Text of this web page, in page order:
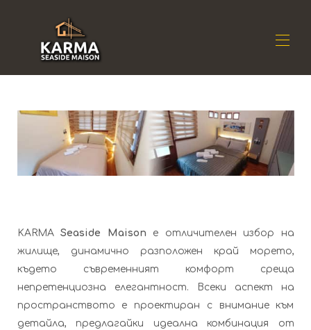
Резиденция ▾
Местоположение
▾
Наличност ▾
Отзиви ▾
KARMA Seaside Maison е отличителен избор на
жилище, динамично разположен край морето,
където съвременният комфорт среща
непретенциозна елегантност. Всеки аспект на
пространството е проектиран с внимание към
детайла, предлагайки идеална комбинация от